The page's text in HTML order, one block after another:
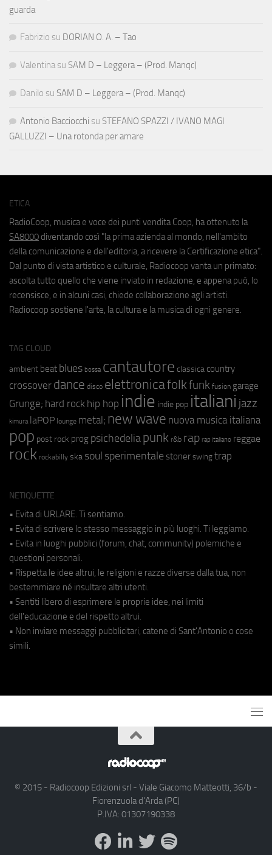
guarda
Fabrizio su DORIAN O. A. – Tao
Valentina su SAM D – Leggera – (Prod. Manqc)
Danilo su SAM D – Leggera – (Prod. Manqc)
Antonio Bacciocchi su STEFANO SPAZZI / IVANO MAGI
GALLUZZI – Una rotonda per amare
ETICA
RadioCoop, musica e voce dei punti vendita Coop, ha ottenuto la
SA8000 diventando così "la prima azienda al mondo, nell'ambito
della comunicazione e dell'editoria, a ricevere la Certificazione etica".
Dal punto di vista artistico e culturale, Radiocoop vanta un primato:
ascolta tutto quello che viene inviato in redazione, e appena può, lo
recensisce, e in alcuni casi, chiede collaborazione agli artisti.
Radiocoop sostiene l'arte, la cultura e la musica di ogni genere.
TAG CLOUD
ambient beat blues bossa cantautore classica country
crossover dance disco elettronicafolkfunk fusion garage
Grunge; hard rock hip hop indie indie pop italiani jazz
kimura laPOP lounge metal; new wave nuova musica italiana
pop post rock prog psichedeliapunk r&b rap rap italiano reggae
rock rockabilly ska soul sperimentale stoner swing trap
NETIQUETTE
• Evita di URLARE. Ti sentiamo.
• Evita di scrivere lo stesso messaggio in più luoghi. Ti leggiamo.
• Evita in luoghi pubblici (forum, chat, community) polemiche e
questioni personali.
• Rispetta le idee altrui, le religioni e razze diverse dalla tua, non
bestemmiare né insultare altri utenti.
• Sentiti libero di esprimere le proprie idee, nei limiti
dell'educazione e del rispetto altrui.
• Non inviare messaggi pubblicitari, catene di Sant'Antonio o cose
simili.
© 2015 - Radiocoop Edizioni srl - Viale Giacomo Matteotti, 36/b -
Fiorenzuola d'Arda (PC)
P.IVA: 01307190338